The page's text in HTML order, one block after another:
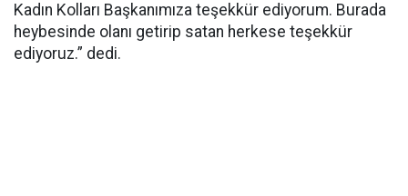
Kadın Kolları Başkanımıza teşekkür ediyorum. Burada
heybesinde olanı getirip satan herkese teşekkür
ediyoruz.” dedi.